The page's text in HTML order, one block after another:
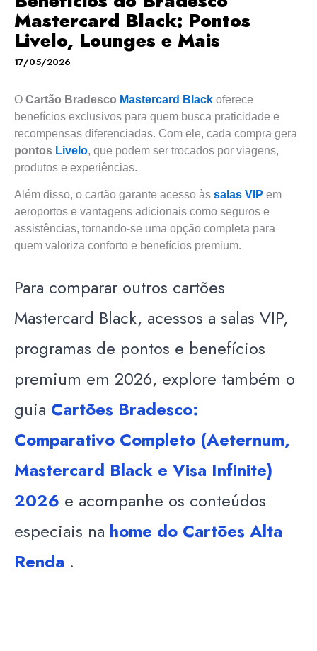
Mastercard Black: Pontos
Livelo, Lounges e Mais
17/05/2026
O Cartão Bradesco Mastercard Black oferece
benefícios exclusivos para quem busca praticidade e
recompensas diferenciadas. Com ele, cada compra gera
pontos Livelo, que podem ser trocados por viagens,
produtos e experiências.
Além disso, o cartão garante acesso às salas VIP em
aeroportos e vantagens adicionais como seguros e
assistências, tornando-se uma opção completa para
quem valoriza conforto e benefícios premium.
Para comparar outros cartões
Mastercard Black, acessos a salas VIP,
programas de pontos e benefícios
premium em 2026, explore também o
guia Cartões Bradesco:
Comparativo Completo (Aeternum,
Mastercard Black e Visa Infinite)
2026 e acompanhe os conteúdos
especiais na home do Cartões Alta
Renda .